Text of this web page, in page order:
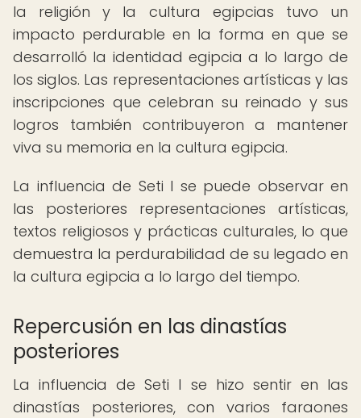
la religión y la cultura egipcias tuvo un
impacto perdurable en la forma en que se
desarrolló la identidad egipcia a lo largo de
los siglos. Las representaciones artísticas y las
inscripciones que celebran su reinado y sus
logros también contribuyeron a mantener
viva su memoria en la cultura egipcia.
La influencia de Seti I se puede observar en
las posteriores representaciones artísticas,
textos religiosos y prácticas culturales, lo que
demuestra la perdurabilidad de su legado en
la cultura egipcia a lo largo del tiempo.
Repercusión en las dinastías
posteriores
La influencia de Seti I se hizo sentir en las
dinastías posteriores, con varios faraones